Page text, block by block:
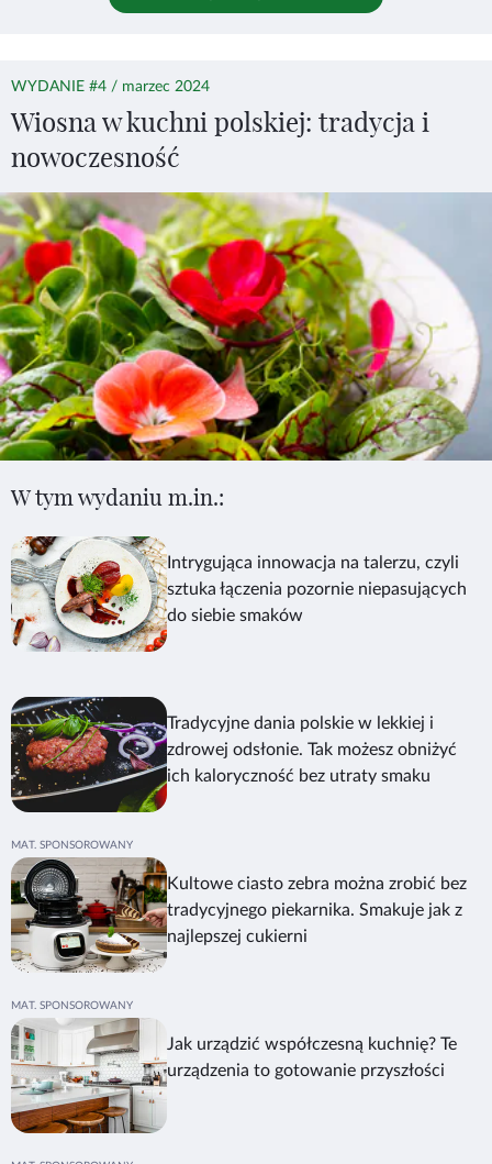
WYDANIE #4 / marzec 2024
Wiosna w kuchni polskiej: tradycja i
nowoczesność
W tym wydaniu m.in.:
Intrygująca innowacja na talerzu, czyli
sztuka łączenia pozornie niepasujących
do siebie smaków
Tradycyjne dania polskie w lekkiej i
zdrowej odsłonie. Tak możesz obniżyć
ich kaloryczność bez utraty smaku
Kultowe ciasto zebra można zrobić bez
tradycyjnego piekarnika. Smakuje jak z
najlepszej cukierni
Jak urządzić współczesną kuchnię? Te
urządzenia to gotowanie przyszłości